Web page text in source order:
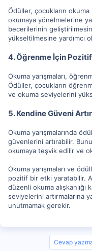
Ödüller, çocukların
okumaya yönelmelerine
becerilerinin
yükseltilmesine yardımcı
4. Öğrenme İçin
Okuma yarışmaları,
Ödüller, çocukların
ve okuma seviyelerini
5. Kendine Güveni
Okuma yarışmalarında
güvenlerini artırabilir.
okumaya teşvik edilir ve
Okuma yarışmaları ve
pozitif bir etki yaratabilir.
düzenli okuma alışkanlığı
seviyelerini artırmalarına
unutmamak gerekir.
Cevap